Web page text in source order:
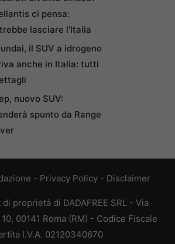
ci pensa:
lasciare l’Italia
il SUV a idrogeno
anche in Italia: tutti
nuovo SUV:
spunto da Range
- Privacy Policy - Disclaimer
proprietà di DADAFREE SRL - Via
00141 Roma (RM) - Codice Fiscale
I.V.A. 02120340670